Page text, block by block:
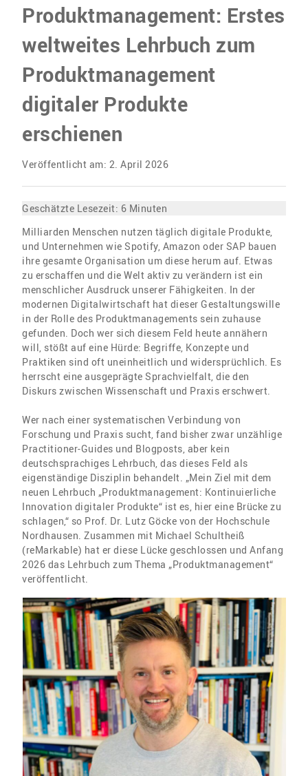
Produktmanagement: Erstes
weltweites Lehrbuch zum
Produktmanagement
digitaler Produkte
erschienen
Veröffentlicht am: 2. April 2026
Geschätzte Lesezeit: 6 Minuten
Milliarden Menschen nutzen täglich digitale Produkte,
und Unternehmen wie Spotify, Amazon oder SAP bauen
ihre gesamte Organisation um diese herum auf. Etwas
zu erschaffen und die Welt aktiv zu verändern ist ein
menschlicher Ausdruck unserer Fähigkeiten. In der
modernen Digitalwirtschaft hat dieser Gestaltungswille
in der Rolle des Produktmanagements sein zuhause
gefunden. Doch wer sich diesem Feld heute annähern
will, stößt auf eine Hürde: Begriffe, Konzepte und
Praktiken sind oft uneinheitlich und widersprüchlich. Es
herrscht eine ausgeprägte Sprachvielfalt, die den
Diskurs zwischen Wissenschaft und Praxis erschwert.
Wer nach einer systematischen Verbindung von
Forschung und Praxis sucht, fand bisher zwar unzählige
Practitioner-Guides und Blogposts, aber kein
deutschsprachiges Lehrbuch, das dieses Feld als
eigenständige Disziplin behandelt. „Mein Ziel mit dem
neuen Lehrbuch „Produktmanagement: Kontinuierliche
Innovation digitaler Produkte“ ist es, hier eine Brücke zu
schlagen,“ so Prof. Dr. Lutz Göcke von der Hochschule
Nordhausen. Zusammen mit Michael Schultheiß
(reMarkable) hat er diese Lücke geschlossen und Anfang
2026 das Lehrbuch zum Thema „Produktmanagement“
veröffentlicht.